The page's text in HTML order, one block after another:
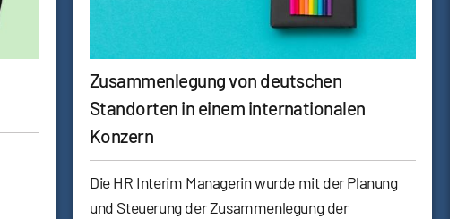
Zusammenlegung von deutschen
Standorten in einem internationalen
Konzern
Die HR Interim Managerin wurde mit der Planung
und Steuerung der Zusammenlegung der